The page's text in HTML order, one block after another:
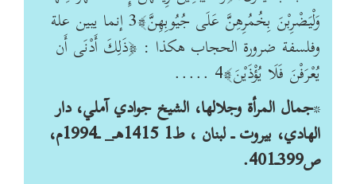
وَلْيَضْرِبْنَ بِخُمُرِهِنَّ عَلَى جُيُوبِهِنَّ﴾3 إنما يبين علة
وفلسفة ضرورة الحجاب هكذا : ﴿ذَلِكَ أَدْنَى أَن
يُعْرَفْنَ فَلَا يُؤْذَيْنَ﴾4 .....
*جمال المرأة وجلالها، الشيخ جوادي آملي، دار
الهادي، بيروت ـ لبنان ، ط1 1415هـ_ ـ1994م،
ص399ـ401.